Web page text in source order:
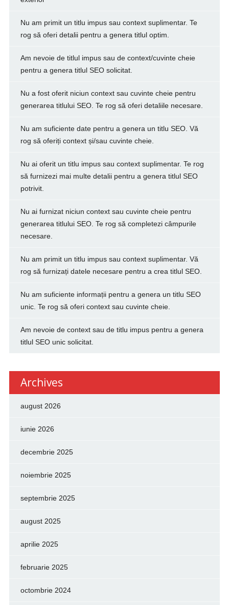
Nu am primit un titlu impus sau context suplimentar. Te
rog să oferi detalii pentru a genera titlul optim.
Am nevoie de titlul impus sau de context/cuvinte cheie
pentru a genera titlul SEO solicitat.
Nu a fost oferit niciun context sau cuvinte cheie pentru
generarea titlului SEO. Te rog să oferi detaliile necesare.
Nu am suficiente date pentru a genera un titlu SEO. Vă
rog să oferiți context și/sau cuvinte cheie.
Nu ai oferit un titlu impus sau context suplimentar. Te rog
să furnizezi mai multe detalii pentru a genera titlul SEO
potrivit.
Nu ai furnizat niciun context sau cuvinte cheie pentru
generarea titlului SEO. Te rog să completezi câmpurile
necesare.
Nu am primit un titlu impus sau context suplimentar. Vă
rog să furnizați datele necesare pentru a crea titlul SEO.
Nu am suficiente informații pentru a genera un titlu SEO
unic. Te rog să oferi context sau cuvinte cheie.
Am nevoie de context sau de titlu impus pentru a genera
titlul SEO unic solicitat.
Archives
august 2026
iunie 2026
decembrie 2025
noiembrie 2025
septembrie 2025
august 2025
aprilie 2025
februarie 2025
octombrie 2024